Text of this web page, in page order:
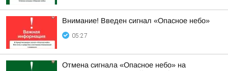
Внимание! Введен сигнал «Опасное небо»
05:27
Отмена сигнала «Опасное небо» на